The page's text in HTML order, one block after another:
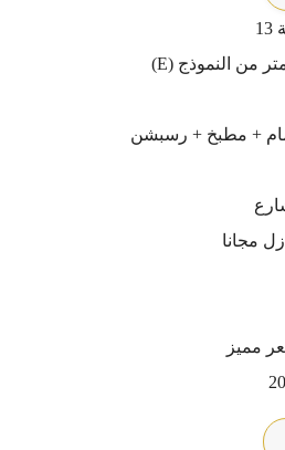
+ مطبخ + رسبشن
مجانا
مميز